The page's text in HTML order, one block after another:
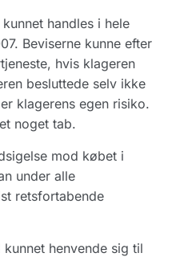
handles i hele
Beviserne kunne efter
hvis klageren
besluttede selv ikke
klagerens egen risiko.
noget tab.
mod købet i
under alle
retsfortabende
henvende sig til